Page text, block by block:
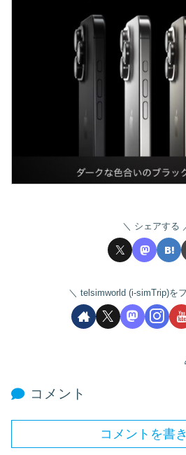
シェアする
telsimworld (i-simTrip)を
コメント
コメントを書